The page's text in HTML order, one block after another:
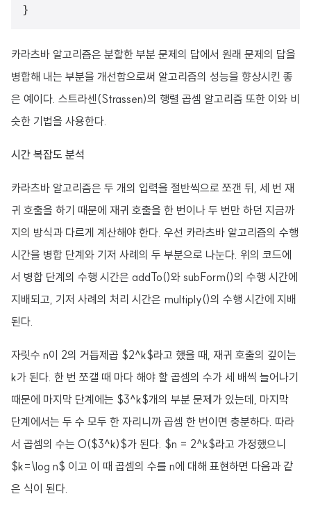
}
카라츠바 알고리즘은 분할한 부분 문제의 답에서 원래 문제의 답을
병합해 내는 부분을 개선함으로써 알고리즘의 성능을 향상시킨 좋
은 예이다. 스트라센(Strassen)의 행렬 곱셈 알고리즘 또한 이와 비
슷한 기법을 사용한다.
시간 복잡도 분석
카라츠바 알고리즘은 두 개의 입력을 절반씩으로 쪼갠 뒤, 세 번 재
귀 호출을 하기 때문에 재귀 호출을 한 번이나 두 번만 하던 지금까
지의 방식과 다르게 계산해야 한다. 우선 카라츠바 알고리즘의 수행
시간을 병합 단계와 기저 사례의 두 부분으로 나눈다. 위의 코드에
서 병합 단계의 수행 시간은 addTo()와 subForm()의 수행 시간에
지배되고, 기저 사례의 처리 시간은 multiply()의 수행 시간에 지배
된다.
자릿수 n이 2의 거듭제곱 $2^k$라고 했을 때, 재귀 호출의 깊이는
k가 된다. 한 번 쪼갤 때 마다 해야 할 곱셈의 수가 세 배씩 늘어나기
때문에 마지막 단계에는 $3^k$개의 부분 문제가 있는데, 마지막
단계에서는 두 수 모두 한 자리니까 곱셈 한 번이면 충분하다. 따라
서 곱셈의 수는 O($3^k)$가 된다. $n = 2^k$라고 가정했으니
$k=\log n$ 이고 이 때 곱셈의 수를 n에 대해 표현하면 다음과 같
은 식이 된다.